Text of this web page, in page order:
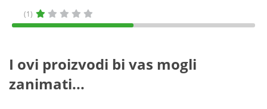
(1)
I ovi proizvodi bi vas mogli
zanimati...